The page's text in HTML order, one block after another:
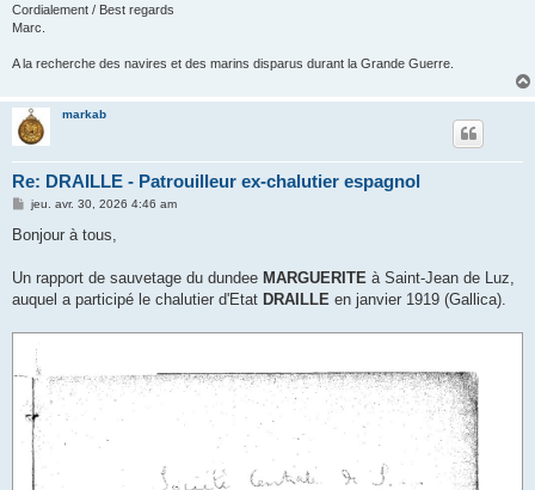
Cordialement / Best regards
Marc.
A la recherche des navires et des marins disparus durant la Grande Guerre.
markab
Re: DRAILLE - Patrouilleur ex-chalutier espagnol
M
s
g
jeu. avr. 30, 2026 4:46 am
Bonjour à tous,
Un rapport de sauvetage du dundee MARGUERITE à Saint-Jean de Luz,
auquel a participé le chalutier d'Etat DRAILLE en janvier 1919 (Gallica).